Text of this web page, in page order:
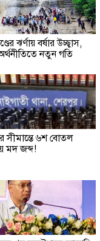
ঝর্ণায় বর্ষার উচ্ছ্বাস,
অর্থনীতিতে নতুন গতি
সীমান্তে ৬শ বোতল
মদ জব্দ!